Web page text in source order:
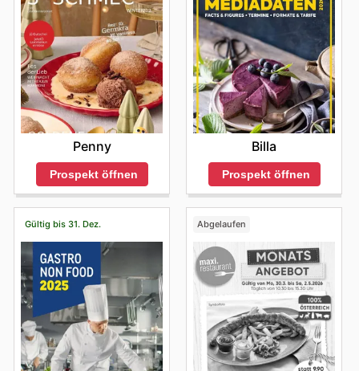
Penny
Prospekt öffnen
Billa
Prospekt öffnen
Gültig bis 31. Dez. Abgelaufen